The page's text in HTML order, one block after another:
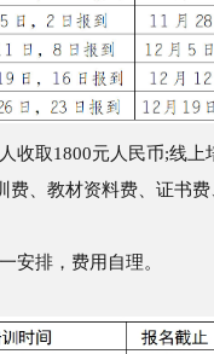
取1800元人民币;线上
费、教材资料费、证书
排，费用自理。